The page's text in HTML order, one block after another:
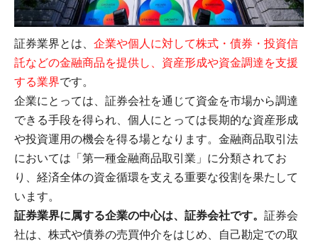
証券業界とは、 企業や個人に対して株式・債券・投資信
託などの金融商品を提供し、資産形成や資金調達を支援
する業界です。
企業にとっては、証券会社を通じて資金を市場から調達
できる手段を得られ、個人にとっては長期的な資産形成
や投資運用の機会を得る場となります。金融商品取引法
においては「第一種金融商品取引業」に分類されてお
り、経済全体の資金循環を支える重要な役割を果たして
います。
証券業界に属する企業の中心は、証券会社です。 証券会
社は、株式や債券の売買仲介をはじめ、自己勘定での取